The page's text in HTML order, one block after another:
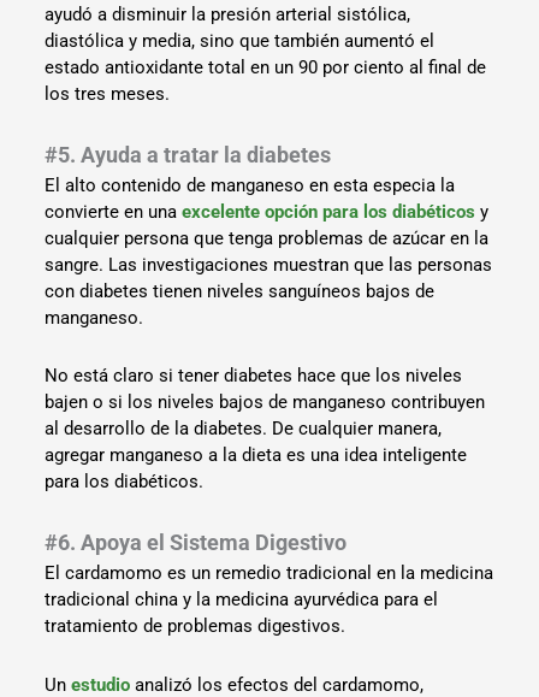
ayudó a disminuir la presión arterial sistólica,
diastólica y media, sino que también aumentó el
estado antioxidante total en un 90 por ciento al final de
los tres meses.
#5. Ayuda a tratar la diabetes
El alto contenido de manganeso en esta especia la
convierte en unaexcelente opción para los diabéticos y
cualquier persona que tenga problemas de azúcar en la
sangre. Las investigaciones muestran que las personas
con diabetes tienen niveles sanguíneos bajos de
manganeso.
No está claro si tener diabetes hace que los niveles
bajen o si los niveles bajos de manganeso contribuyen
al desarrollo de la diabetes. De cualquier manera,
agregar manganeso a la dieta es una idea inteligente
para los diabéticos.
#6. Apoya el Sistema Digestivo
El cardamomo es un remedio tradicional en la medicina
tradicional china y la medicina ayurvédica para el
tratamiento de problemas digestivos.
Unestudio analizó los efectos del cardamomo,